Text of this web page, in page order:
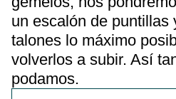
un escalón de puntillas
talones lo máximo
volverlos a subir. Así
podamos.